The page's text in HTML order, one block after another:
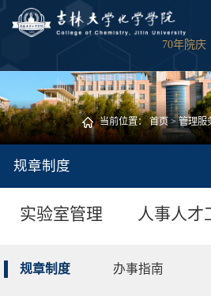
70年院庆
当前位置：首页>管理服
规章制度
实验室管理 人事人才
规章制度 办事指南